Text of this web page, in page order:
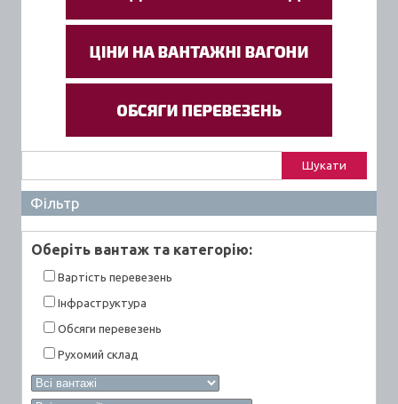
Фільтр
Оберiть вантаж та категорiю:
Вартiсть перевезень
Інфраструктура
Обсяги перевезень
Рухомий склад